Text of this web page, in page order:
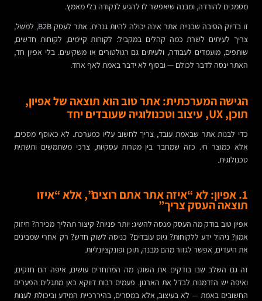
מסמכים להורדה, ומבנה שיאפשר לו להגיע לנקודה בלי מאמץ.
זו בדיוק הסיבה שבניית אתר אינה יכולה להיות גנרית. אתר לעסק B2B, למשל,
צריך לעיתים לשרת כמה קהלים במקביל: לקוחות קיימים, לקוחות חדשים,
שותפים, מועמדים לעבודה, ולעיתים גם רגולטורים או משקיעים. בלי אפיון חד,
האתר ינסה לדבר לכולם — ובסוף לא ידבר באמת לאף אחד.
הגישה המערכתית: אתר טוב הוא תוצאה של אפיון,
תוכן, UX, עיצוב וטכנולוגיה שעובדים יחד
כדי לבנות אתר שבאמת עובד, צריך לחשוב עליו כמערכת. לא כאוסף מסכים,
אלא כמוצר חי. כזה שמחבר בין מטרות עסקיות, צרכי משתמשים ותשתית
טכנולוגית.
1. אפיון: לא “איזה אתר אתם רוצים”, אלא “איזו
תוצאה העסק צריך”
אפיון טוב בודק מה העסק מנסה להשיג: יותר פניות? קיצור תהליך מכירה? חיזוק
אמון? ניהול ידע ללקוחות? גיוס עובדים? כניסה לשוק חדש? רק אחרי שמבינים
את היעדים, אפשר לגזור מהם מבנה, תוכן ופונקציונליות.
זה גם השלב שבו בודקים את השוק: מה המתחרים עושים, איפה הם חזקים,
ואיפה יש הזדמנות לבדל את הארגון. פעמים רבות דווקא כאן מתגלים הפערים
החשובים באמת — לא בעיצוב, אלא במסרים, בהיררכיית המידע וביכולת לענות